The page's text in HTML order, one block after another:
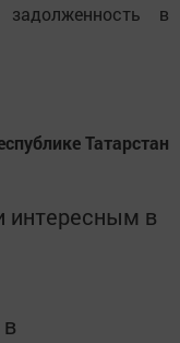
в
Татарстан
в